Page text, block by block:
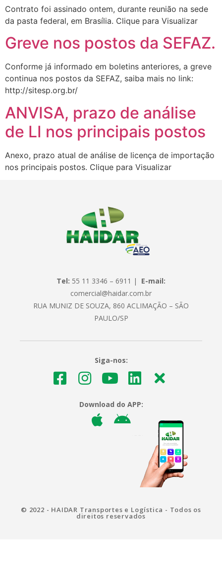
Contrato foi assinado ontem, durante reunião na sede
da pasta federal, em Brasília. Clique para Visualizar
Greve nos postos da SEFAZ.
Conforme já informado em boletins anteriores, a greve
continua nos postos da SEFAZ, saiba mais no link:
http://sitesp.org.br/
ANVISA, prazo de análise
de LI nos principais postos
Anexo, prazo atual de análise de licença de importação
nos principais postos. Clique para Visualizar
Tel: 55 11 3346 – 6911 | E-mail:
comercial@haidar.com.br
RUA MUNIZ DE SOUZA, 860 ACLIMAÇÃO – SÃO
PAULO/SP
Siga-nos:
Download do APP:
© 2022 - HAIDAR Transportes e Logística - Todos os
direitos reservados